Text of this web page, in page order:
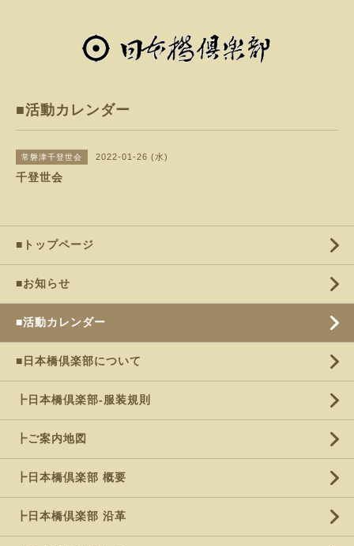
■活動カレンダー
常磐津千登世会 2022-01-26 (水)
千登世会
■トップページ
■お知らせ
■活動カレンダー
■日本橋倶楽部について
┣日本橋倶楽部-服装規則
┣ご案内地図
┣日本橋倶楽部 概要
┣日本橋倶楽部 沿革